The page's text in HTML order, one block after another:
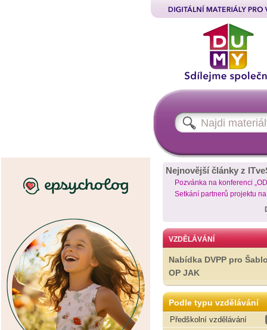
Nejnovější články z
Pozvánka na konferenci
Setkání partnerů projektu
VZDĚLÁVÁNÍ
Nabídka DVPP pro
OP JAK
Podle typu vzdělávání
Předškolní vzdělávání